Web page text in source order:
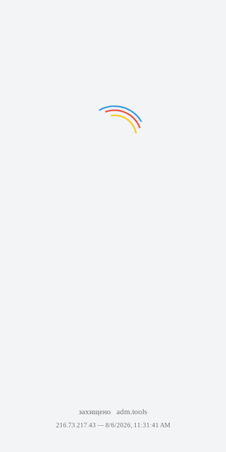
захищено adm.tools
216.73.217.43 — 8/6/2026, 11:31:41 AM